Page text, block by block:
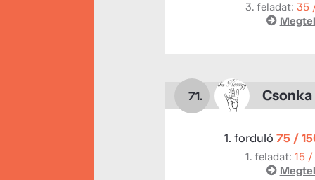
3. feladat: 35
71. Csonka
1. forduló 75 /
1. feladat: 15